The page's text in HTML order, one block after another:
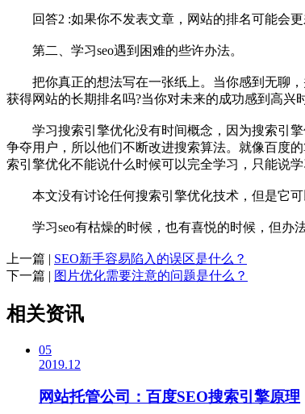
回答2 :如果你不发表文章，网站的排名可能会更
第二、学习seo遇到困难的些许办法。
把你真正的想法写在一张纸上。当你感到无聊，
获得网站的长期排名吗?当你对未来的成功感到高兴
学习搜索引擎优化没有时间概念，因为搜索引擎
争夺用户，所以他们不断改进搜索算法。就像百度
索引擎优化不能说什么时候可以完全学习，只能说
本文没有讨论任何搜索引擎优化技术，但是它可
学习seo有枯燥的时候，也有喜悦的时候，但办法
上一篇 | SEO新手容易陷入的误区是什么？
下一篇 | 图片优化需要注意的问题是什么？
相关资讯
05
2019.12
网站托管公司：百度SEO搜索引擎原理